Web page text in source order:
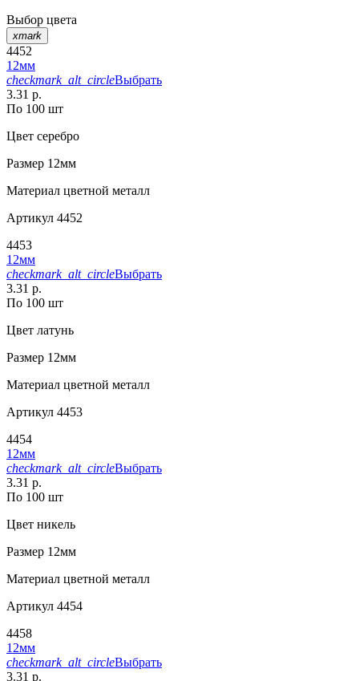
Выбор цвета
xmark
4452
12мм
checkmark_alt_circleВыбрать
3.31 р.
По 100 шт
Цвет серебро
Размер 12мм
Материал цветной металл
Артикул 4452
4453
12мм
checkmark_alt_circleВыбрать
3.31 р.
По 100 шт
Цвет латунь
Размер 12мм
Материал цветной металл
Артикул 4453
4454
12мм
checkmark_alt_circleВыбрать
3.31 р.
По 100 шт
Цвет никель
Размер 12мм
Материал цветной металл
Артикул 4454
4458
12мм
checkmark_alt_circleВыбрать
3.31 р.